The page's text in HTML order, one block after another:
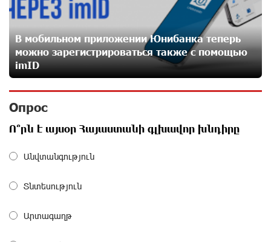
Пашинян замотивирован уничтожить Армению․
Аршак Карапетян
27 дней назад
выгодным инвестиционным предложением
имени пенсионных фондов
В мобильном приложении Юнибанка теперь
можно зарегистрироваться также с помощью
imID
Опрос
Ո՞րն է այսօր Հայաստանի գլխավոր խնդիրը
Անվտանգություն
Տնտեսություն
Արտագաղթ